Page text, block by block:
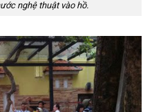
nghệ thuật vào hồ.